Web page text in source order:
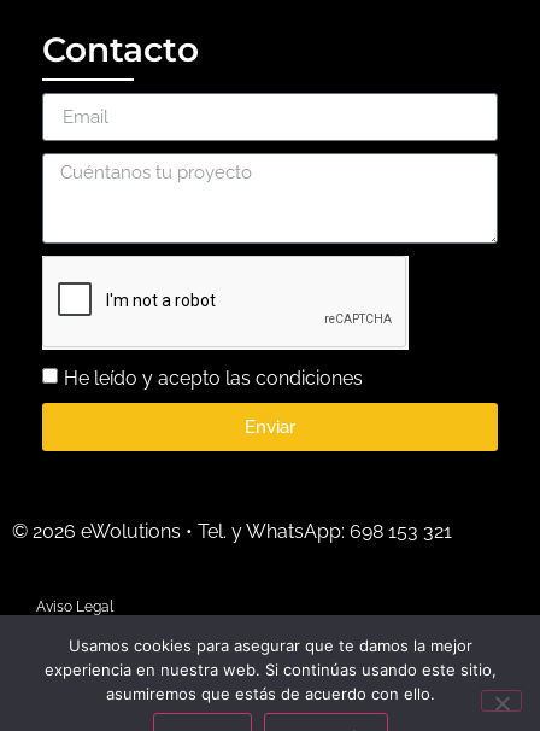
Contacto
He leído y acepto las condiciones
Enviar
© 2026 eWolutions • Tel. y WhatsApp: 698 153 321
Aviso Legal
Uso y privacidad de datos laborales
Condiciones y privacidad
Usamos cookies para asegurar que te damos la mejor
experiencia en nuestra web. Si continúas usando este sitio,
asumiremos que estás de acuerdo con ello.